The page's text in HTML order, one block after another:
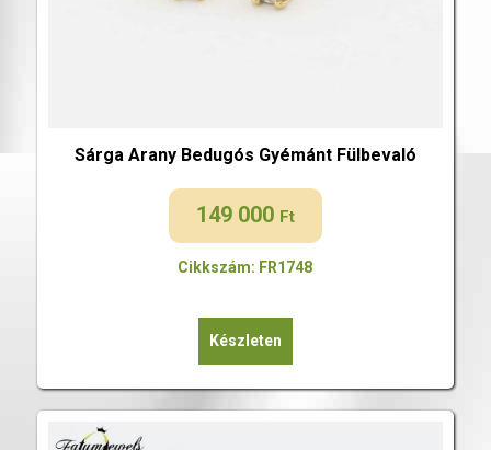
Sárga Arany Bedugós Gyémánt Fülbevaló
149 000 Ft
Cikkszám: FR1748
Készleten